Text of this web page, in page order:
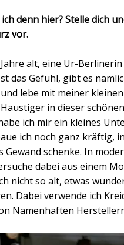
denn hier? Stelle dich
vor.
alt, eine Ur-
das Gefühl, gibt es
lebe mit meiner
in dieser
ich mir ein kleines
ich noch ganz kräftig,
Gewand schenke. In
dabei aus einem
nicht so alt, etwas
Dabei verwende ich
Namenhaften